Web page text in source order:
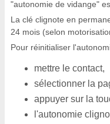
"autonomie de vidange"
La clé clignote en
24 mois (selon
Pour réinitialiser
mettre le contact,
sélectionner la
appuyer sur la
l'autonomie